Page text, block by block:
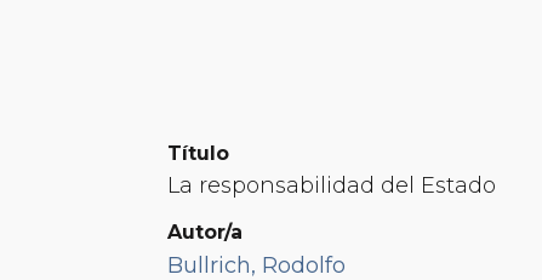
Título
La responsabilidad del Estado
Autor/a
Bullrich, Rodolfo